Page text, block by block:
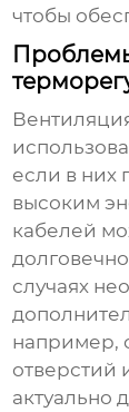
чтобы
если в них
высоким
кабелей
случаях
например,
отверстий
актуально